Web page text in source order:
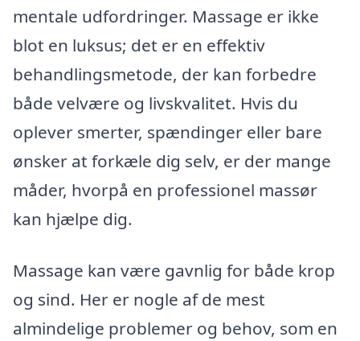
mentale udfordringer. Massage er ikke
blot en luksus; det er en effektiv
behandlingsmetode, der kan forbedre
både velvære og livskvalitet. Hvis du
oplever smerter, spændinger eller bare
ønsker at forkæle dig selv, er der mange
måder, hvorpå en professionel massør
kan hjælpe dig.
Massage kan være gavnlig for både krop
og sind. Her er nogle af de mest
almindelige problemer og behov, som en